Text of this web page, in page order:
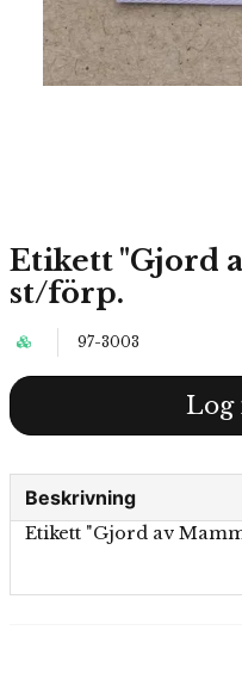
Etikett "Gjord
st/förp.
97-3003
Log
Beskrivning
Etikett "Gjord av